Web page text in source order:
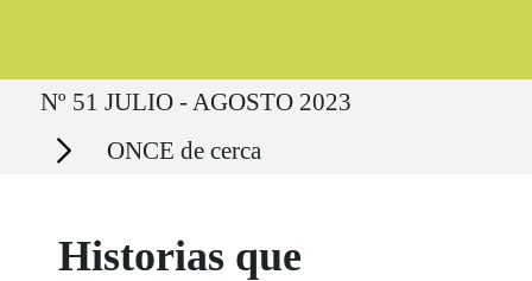
Ruta del sitio
Nº 51 JULIO - AGOSTO 2023
Secciones ONCE de cerca
Historias que